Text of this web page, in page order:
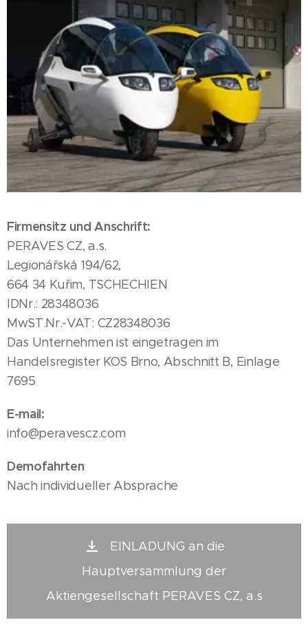
Firmensitz und Anschrift:
PERAVES CZ, a.s.
Legionářská 194/62,
664 34 Kuřim, TSCHECHIEN
IDNr.: 28348036
MwST.Nr.-VAT: CZ28348036
Das Unternehmen ist eingetragen im
Handelsregister KOS Brno, Abschnitt B, Einlage
7695
E-mail:
info@peravescz.com
Demofahrten
Nach individueller Absprache
EINLADUNG an die
Hauptversammlung der
Aktiengesellschaft PERAVES CZ, a.s